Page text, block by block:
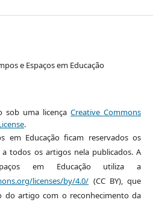
e Espaços em Educação
sob uma licençaCreative Commons
.
em Educação ficam reservados os
todos os artigos nela publicados. A
em Educação utiliza a
licenses/by/4.0/ (CC BY), que
do artigo com o reconhecimento da